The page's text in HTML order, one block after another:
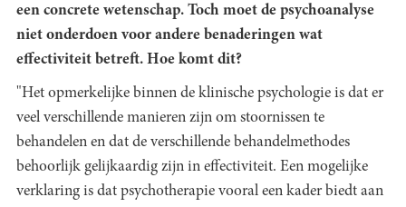
een concrete wetenschap. Toch moet de psychoanalyse
niet onderdoen voor andere benaderingen wat
effectiviteit betreft. Hoe komt dit?
"Het opmerkelijke binnen de klinische psychologie is dat er
veel verschillende manieren zijn om stoornissen te
behandelen en dat de verschillende behandelmethodes
behoorlijk gelijkaardig zijn in effectiviteit. Een mogelijke
verklaring is dat psychotherapie vooral een kader biedt aan